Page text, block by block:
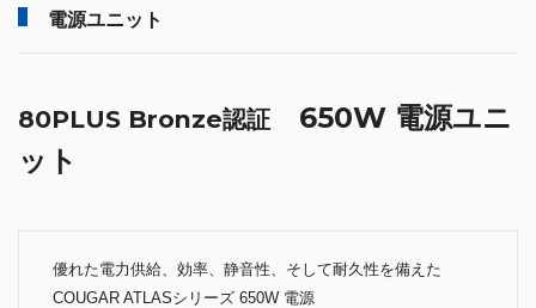
電源ユニット
80PLUS Bronze認証 650W 電源ユニ
ット
優れた電力供給、効率、静音性、そして耐久性を備えた
COUGAR ATLASシリーズ 650W 電源